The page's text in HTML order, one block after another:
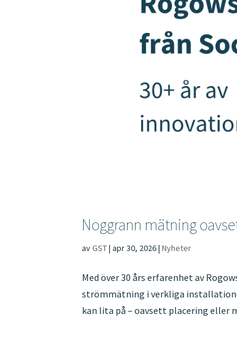
Noggrann mätning
avGST|apr 30, 2026|Nyheter
Med över 30 års erfarenhet av
strömmätning i verkliga
kan lita på – oavsett placering eller